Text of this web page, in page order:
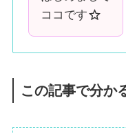
ココです
この記事で分か